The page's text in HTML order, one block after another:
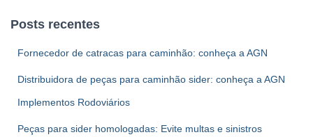
u
Posts recentes
Fornecedor de catracas para caminhão: conheça a AGN
Distribuidora de peças para caminhão sider: conheça a AGN
Implementos Rodoviários
Peças para sider homologadas: Evite multas e sinistros